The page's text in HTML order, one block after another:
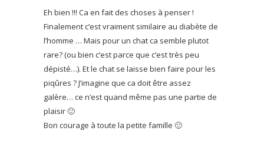
Eh bien !!! Ca en fait des choses à penser !
Finalement c’est vraiment similaire au diabète de
l’homme … Mais pour un chat ca semble plutot
rare? (ou bien c’est parce que c’est très peu
dépisté…). Et le chat se laisse bien faire pour les
piqûres ? J’imagine que ca doit être assez
galère… ce n’est quand même pas une partie de
plaisir 🙁
Bon courage à toute la petite famille 🙂